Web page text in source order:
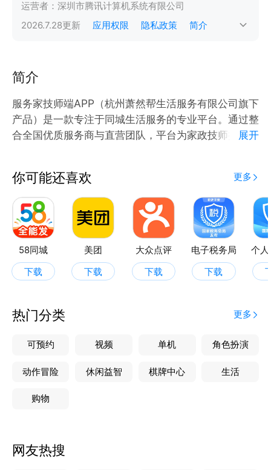
运营者： 深圳市腾讯计算机系统有限公司
2026.7.28更新 应用权限 隐私政策 简介
简介
服务家技师端APP（杭州萧然帮生活服务有限公司旗下
产品）是一款专注于同城生活服务的专业平台。通过整
合全国优质服务商与直营团队，平台为家政技师提供接
务。平台致力于构建技能共享生态，既帮助技术人才实
现灵活就业，又让用户便捷获取安全可靠的上门服务
展开
你可能还喜欢 更多
58同城
下载
美团
下载
大众点评
下载
电子税务局
下载
个
热门分类 更多
可预约 视频 单机 角色扮演
动作冒险 休闲益智 棋牌中心 生活
购物
网友热搜